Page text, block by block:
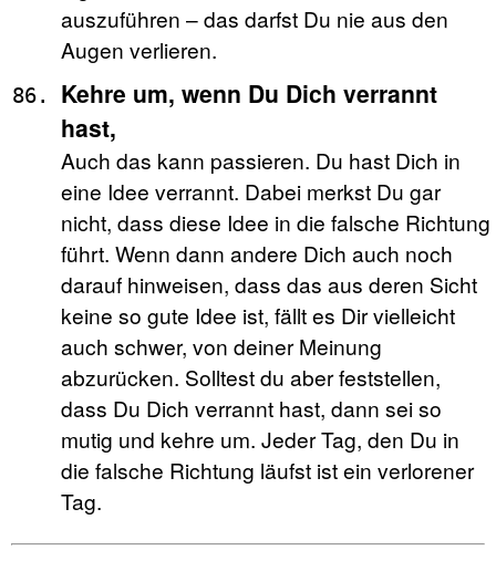
auszuführen – das darfst Du nie aus den
Augen verlieren.
Kehre um, wenn Du Dich verrannt
hast,
Auch das kann passieren. Du hast Dich in
eine Idee verrannt. Dabei merkst Du gar
nicht, dass diese Idee in die falsche Richtung
führt. Wenn dann andere Dich auch noch
darauf hinweisen, dass das aus deren Sicht
keine so gute Idee ist, fällt es Dir vielleicht
auch schwer, von deiner Meinung
abzurücken. Solltest du aber feststellen,
dass Du Dich verrannt hast, dann sei so
mutig und kehre um. Jeder Tag, den Du in
die falsche Richtung läufst ist ein verlorener
Tag.